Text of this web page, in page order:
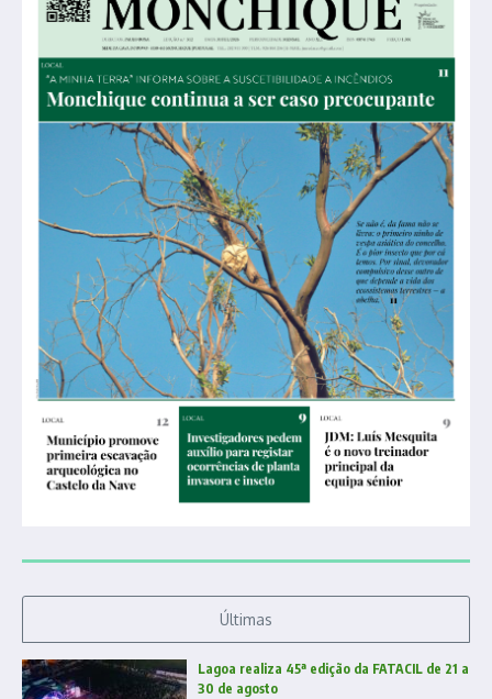
Últimas
Lagoa realiza 45ª edição da FATACIL de 21 a
30 de agosto